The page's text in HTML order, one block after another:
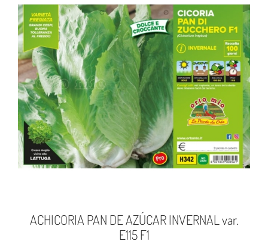
ACHICORIA PAN DE AZÚCAR INVERNAL var.
E115 F1